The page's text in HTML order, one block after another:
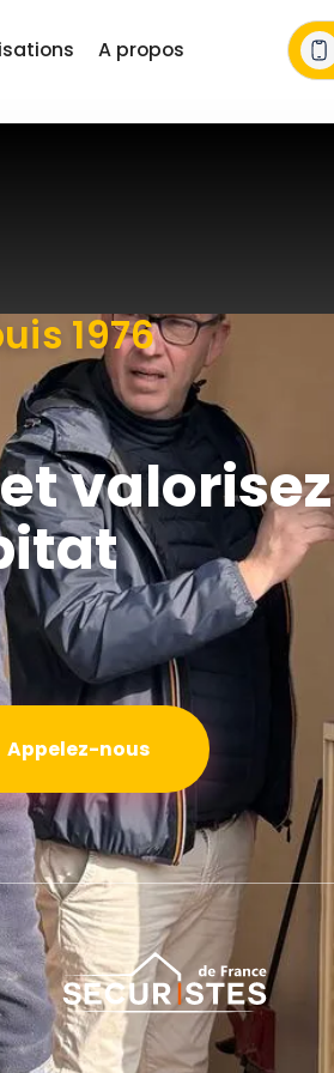
A propos
1976
valorisez
Appelez-nous